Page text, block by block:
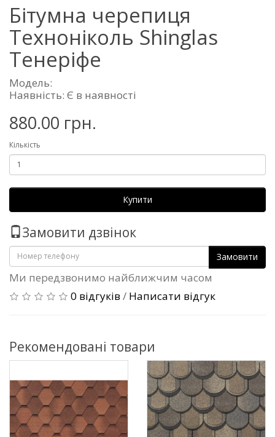
Бітумна черепиця
Техноніколь Shinglas
Тенеріфе
Модель:
Наявність: Є в наявності
880.00 грн.
Кількість
Купити
Замовити дзвінок
Замовити
Ми передзвонимо найближчим часом
0 відгуків / Написати відгук
Рекомендовані товари